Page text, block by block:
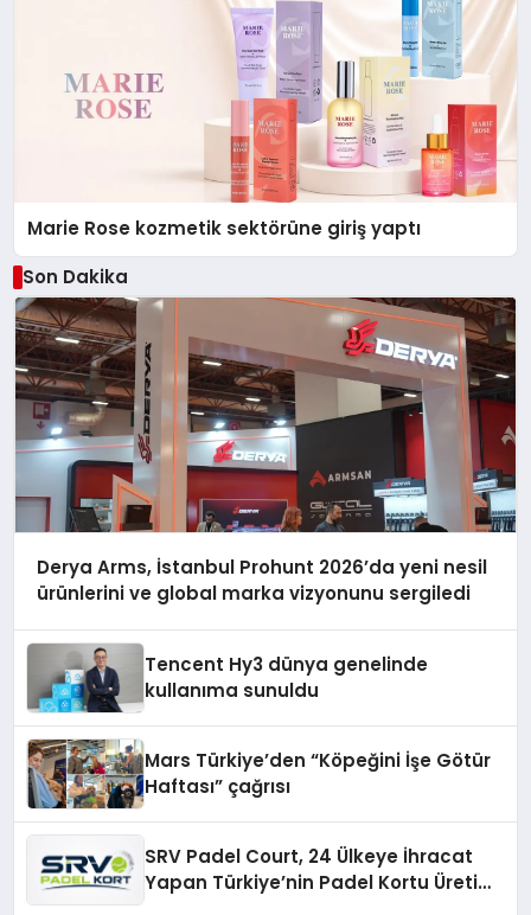
Marie Rose kozmetik sektörüne giriş yaptı
Son Dakika
Derya Arms, İstanbul Prohunt 2026’da yeni nesil
ürünlerini ve global marka vizyonunu sergiledi
Tencent Hy3 dünya genelinde
kullanıma sunuldu
Mars Türkiye’den “Köpeğini İşe Götür
Haftası” çağrısı
SRV Padel Court, 24 Ülkeye İhracat
Yapan Türkiye’nin Padel Kortu Üretim